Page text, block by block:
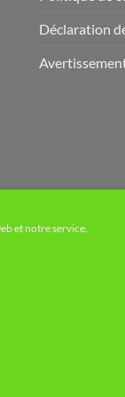
et notre service.
Déclaration